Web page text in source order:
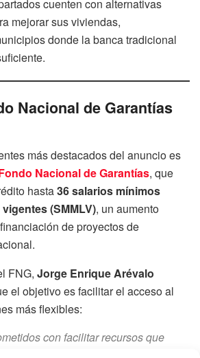
cuenten con alternativas
mejorar sus viviendas,
donde la banca tradicional
Nacional de Garantías
más destacados del anuncio es
Nacional de Garantías, que
hasta36 salarios mínimos
(SMMLV), un aumento
de proyectos de
FNG, Jorge Enrique Arévalo
el objetivo es facilitar el acceso al
más flexibles:
con facilitar recursos que